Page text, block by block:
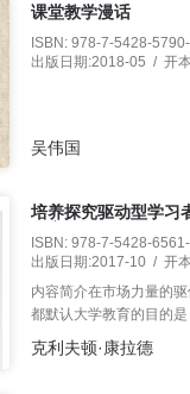
课堂教学漫话
ISBN: 978-7-5428-
出版日期:2018-05 / 开
吴伟国
培养探究驱动型学
ISBN: 978-7-5428-
出版日期:2017-10 / 开
内容简介在市场力量的
都默认大学教育的目的是
克利夫顿·康拉德